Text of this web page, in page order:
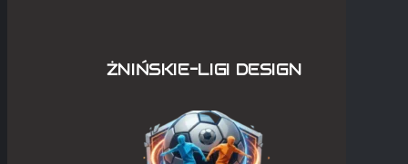
ŻNIŃSKIE-LIGI DESIGN